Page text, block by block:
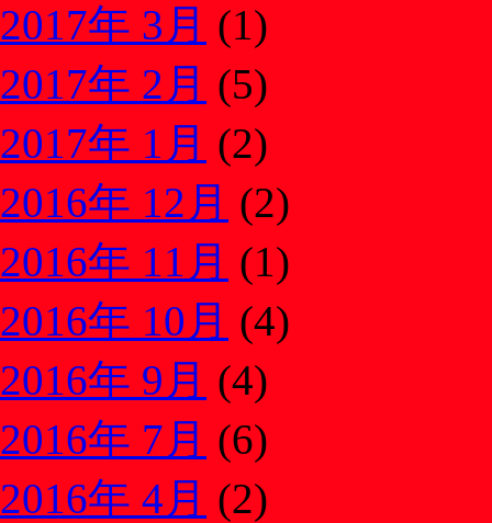
2017年 3月 (1)
2017年 2月 (5)
2017年 1月 (2)
2016年 12月 (2)
2016年 11月 (1)
2016年 10月 (4)
2016年 9月 (4)
2016年 7月 (6)
2016年 4月 (2)